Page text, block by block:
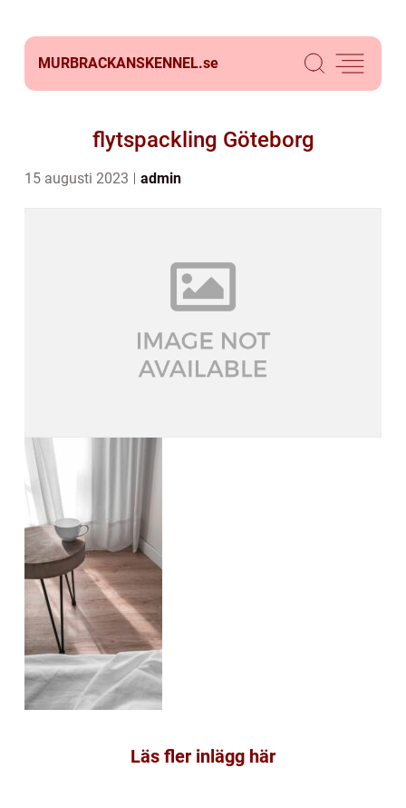
MURBRACKANSKENNEL.se
flytspackling Göteborg
15 augusti 2023 admin
Läs fler inlägg här